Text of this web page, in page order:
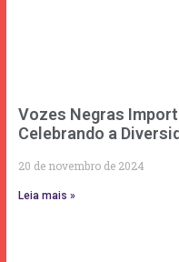
Vozes Negras
Celebrando a
20 de novembro de 2024
Leia mais »